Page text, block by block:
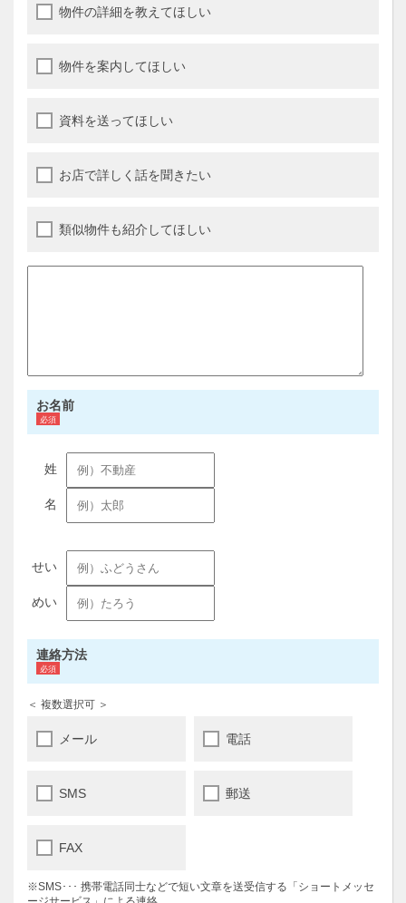
物件の詳細を教えてほしい
物件を案内してほしい
資料を送ってほしい
お店で詳しく話を聞きたい
類似物件も紹介してほしい
お名前
連絡方法
＜ 複数選択可 ＞
メール 電話
SMS 郵送
FAX
※SMS･･･ 携帯電話同士などで短い文章を送受信する「ショートメッセ